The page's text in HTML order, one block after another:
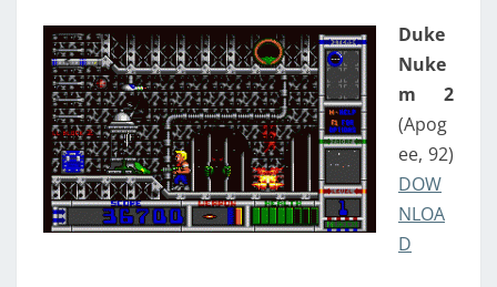
Duke
Nuke
m 2
(Apog
ee, 92)
DOW
NLOA
D